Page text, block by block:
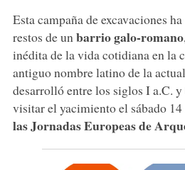
Esta campaña de excavaciones
restos de un barrio galo-romano
inédita de la vida cotidiana en la
antiguo nombre latino de la
desarrolló entre los siglos I a.C.
visitar el yacimiento el sábado
las Jornadas Europeas de